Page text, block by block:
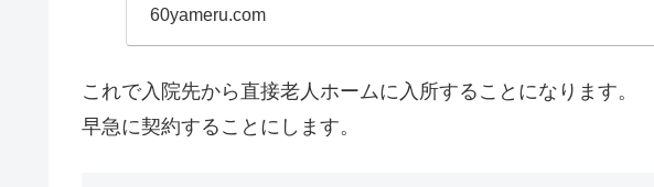
60yameru.com
これで入院先から直接老人ホームに入所することになります。
早急に契約することにします。